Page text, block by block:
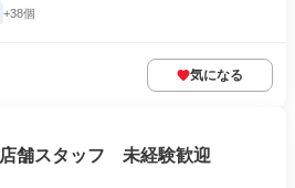
+38個
気になる
舗スタッフ 未経験歓迎